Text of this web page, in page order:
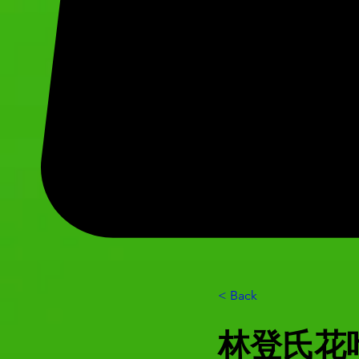
< Back
林登氏花